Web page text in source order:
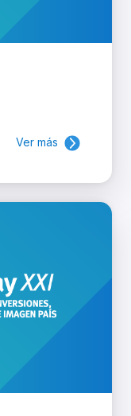
Ver más